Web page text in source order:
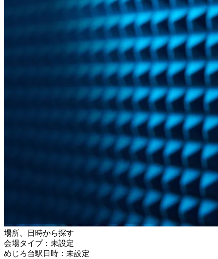
場所、日時から探す
会場タイプ：未設定
めじろ台駅日時：未設定